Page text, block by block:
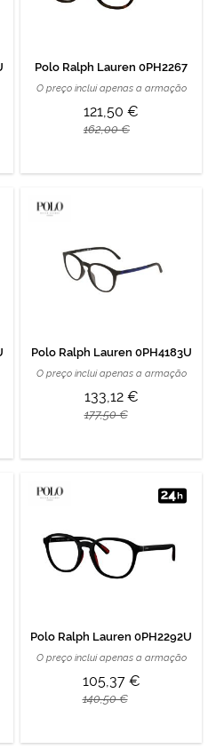
Polo Ralph Lauren 0PH2267
O preço inclui apenas a armação
121,50 €
162,00 €
Polo Ralph Lauren 0PH4183U
O preço inclui apenas a armação
133,12 €
177,50 €
Polo Ralph Lauren 0PH2292U
O preço inclui apenas a armação
105,37 €
140,50 €